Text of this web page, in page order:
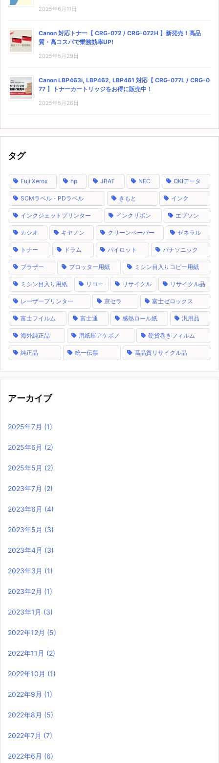
2025年6月11日
Canon 対応トナー【 CRG-072 / CRG-072H 】新発売！高品
質・高コスパで業務効率UP!
2025年5月29日
Canon LBP463i, LBP462, LBP461 対応【 CRG-077L / CRG-0
77 】トナーカートリッジをお得に販売中！
2025年5月26日
タグ
Fuji Xerox hp JBAT NEC OKIデータ
SCMラベル・PDラベル きもと インク
インクジェットプリンター インクリボン エプソン
カシオ キヤノン クリーンペーパー ゼネラル
トナー ドラム パイロット パナソニック
ブラザー プロッター用紙 ミシン目入りコピー用紙
ミシン目入り用紙 リコー リサイクル リサイクル品
レーザープリンター 京セラ 富士ゼロックス
富士フイルム 富士通 感熱ロール紙 汎用品
海外純正品 用紙屋アケボノ 硬貨巻きフィルム
純正品 統一伝票 高品質リサイクル品
アーカイブ
2025年7月 (1)
2025年6月 (2)
2025年5月 (2)
2023年7月 (2)
2023年6月 (4)
2023年5月 (3)
2023年4月 (3)
2023年3月 (1)
2023年2月 (1)
2023年1月 (3)
2022年12月 (5)
2022年11月 (2)
2022年10月 (1)
2022年9月 (1)
2022年8月 (5)
2022年7月 (7)
2022年6月 (6)